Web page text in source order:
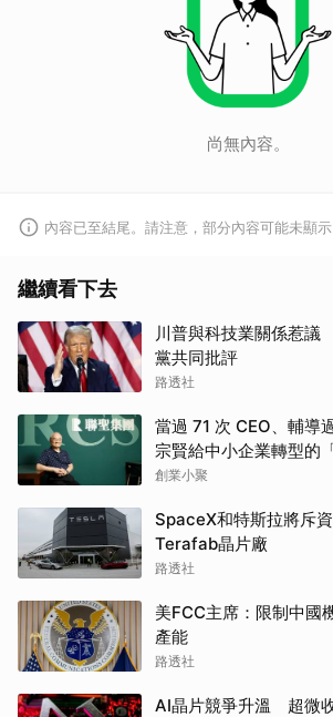
尚無內容。
內容已至結尾。請注意，部分內容可能未顯示
繼續看下去
川普與科技業關係惹
黨共同批評
路透社
當過 71 次 CEO、輔導
宗賢給中小企業轉型的
創業小聚
SpaceX和特斯拉將斥
Terafab晶片廠
路透社
美FCC主席：限制中國
產能
路透社
AI晶片競爭升溫 超微